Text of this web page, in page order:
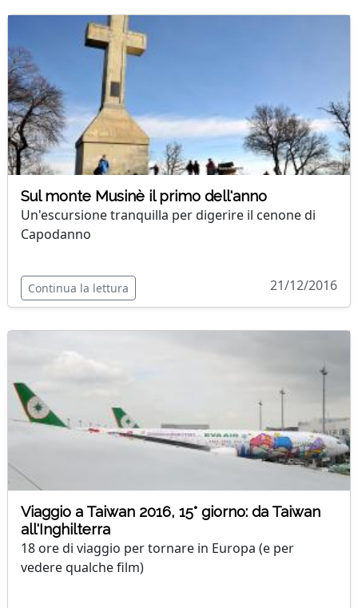
Sul monte Musinè il primo dell'anno
Un'escursione tranquilla per digerire il cenone di
Capodanno
Continua la lettura 21/12/2016
Viaggio a Taiwan 2016, 15° giorno: da Taiwan
all'Inghilterra
18 ore di viaggio per tornare in Europa (e per
vedere qualche film)